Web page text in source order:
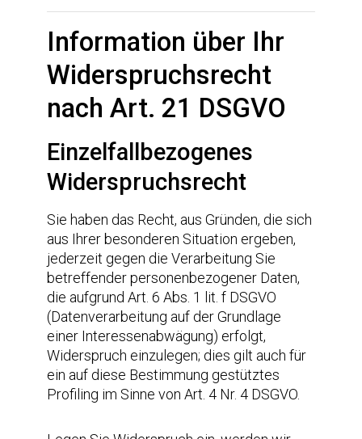
Information über Ihr
Widerspruchsrecht
nach Art. 21 DSGVO
Einzelfallbezogenes
Widerspruchsrecht
Sie haben das Recht, aus Gründen, die sich
aus Ihrer besonderen Situation ergeben,
jederzeit gegen die Verarbeitung Sie
betreffender personenbezogener Daten,
die aufgrund Art. 6 Abs. 1 lit. f DSGVO
(Datenverarbeitung auf der Grundlage
einer Interessenabwägung) erfolgt,
Widerspruch einzulegen; dies gilt auch für
ein auf diese Bestimmung gestütztes
Profiling im Sinne von Art. 4 Nr. 4 DSGVO.